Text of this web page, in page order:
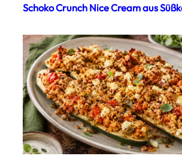
Schoko Crunch Nice Cream aus